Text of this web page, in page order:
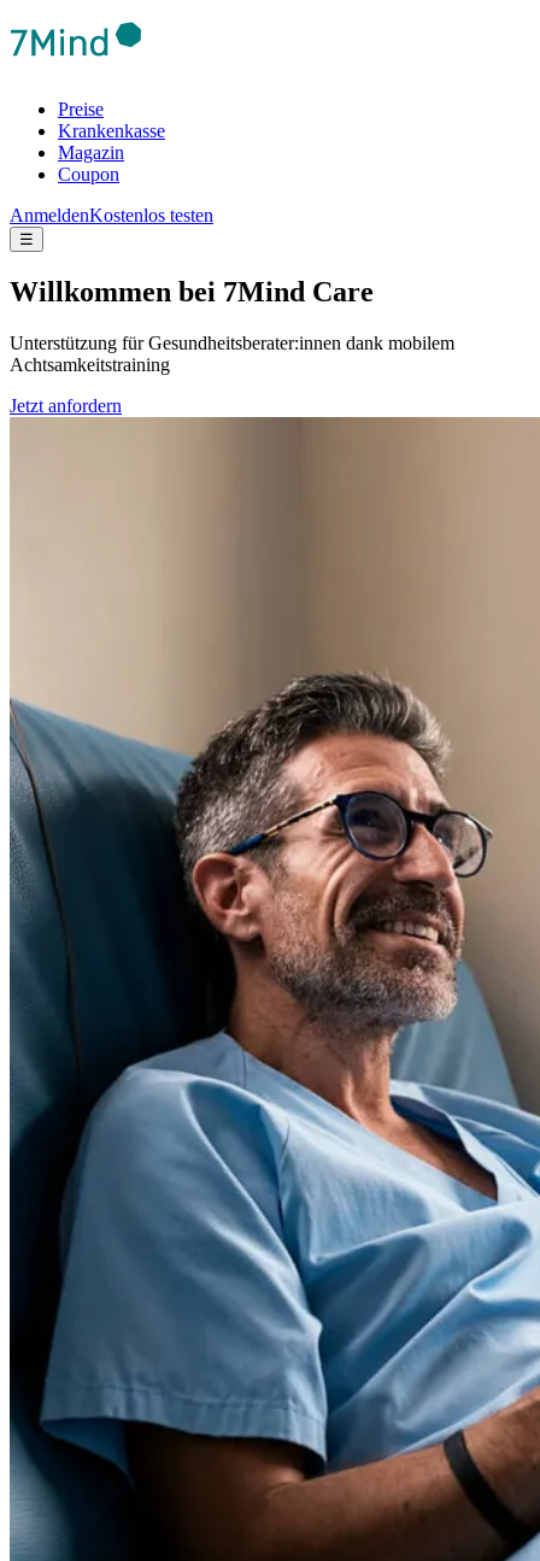
Preise
Krankenkasse
Magazin
Coupon
AnmeldenKostenlos testen
☰
Will­kom­men bei 7Mind Care
Unterstützung für Gesundheitsberater:innen dank mobilem
Achtsamkeitstraining
Jetzt anfordern